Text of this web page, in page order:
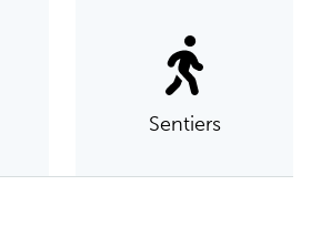
Sentiers